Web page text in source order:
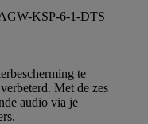
te
Met de zes
audio via je